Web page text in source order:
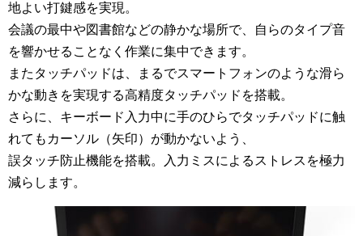
地よい打鍵感を実現。
会議の最中や図書館などの静かな場所で、自らのタイプ音
を響かせることなく作業に集中できます。
またタッチパッドは、まるでスマートフォンのような滑ら
かな動きを実現する高精度タッチパッドを搭載。
さらに、キーボード入力中に手のひらでタッチパッドに触
れてもカーソル（矢印）が動かないよう、
誤タッチ防止機能を搭載。入力ミスによるストレスを極力
減らします。